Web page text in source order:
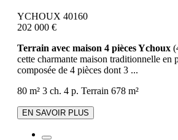
YCHOUX 40160
202 000 €
Terrain avec maison 4 pièces Ychoux (
cette charmante maison traditionnelle en
composée de 4 pièces dont 3 ...
80 m² 3 ch. 4 p. Terrain 678 m²
EN SAVOIR PLUS